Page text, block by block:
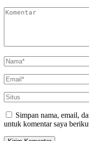
Simpan nama, email,
untuk komentar saya